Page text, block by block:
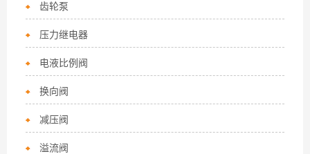
齿轮泵
压力继电器
电液比例阀
换向阀
减压阀
溢流阀